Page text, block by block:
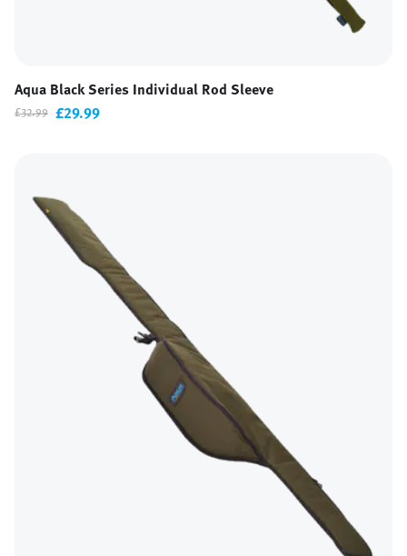
Aqua Black Series Individual Rod Sleeve
£32.99 £29.99